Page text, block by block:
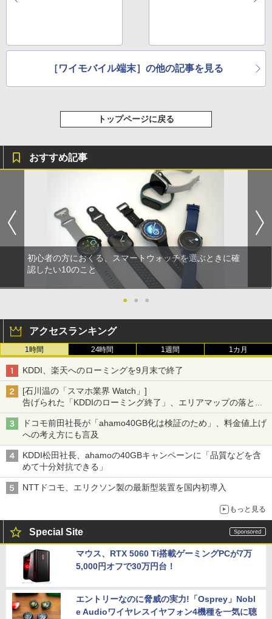
［ワイモバイル端末］の他の記事を見る
トップページに戻る
おすすめ記事
初心者の方におくる、スマートウォッチを選ぶときに確
認したい10のこと
● ● ●
アクセスランキング
1時間 24時間 1週間 1カ月
KDDI、楽天へのローミングを9月末で終了
[石川温の「スマホ業界 Watch」]
告げられた「KDDIのローミング終了」、エリアマップの落とし
穴と楽天モバイルの課題
ドコモ前田社長が「ahamo40GB化は検証のため」、料金値上げ
への考え方にも言及
KDDI松田社長、ahamoの40GBキャンペーンに「品質などを含
めて十分対抗できる」
NTTドコモ、エリクソン製の最新型装置を国内初導入
もっと見る
Special Site
マウス、RTX 5060 Ti搭載ゲーミングPCが7万
5,000円オフで30万円台！
エントリーなのに脅威の実力!「Osprey」Nobl
e Audioワイヤレスイヤフォン4機種を一気に聴